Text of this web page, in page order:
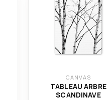
CANVAS
TABLEAU ARBRE
SCANDINAVE